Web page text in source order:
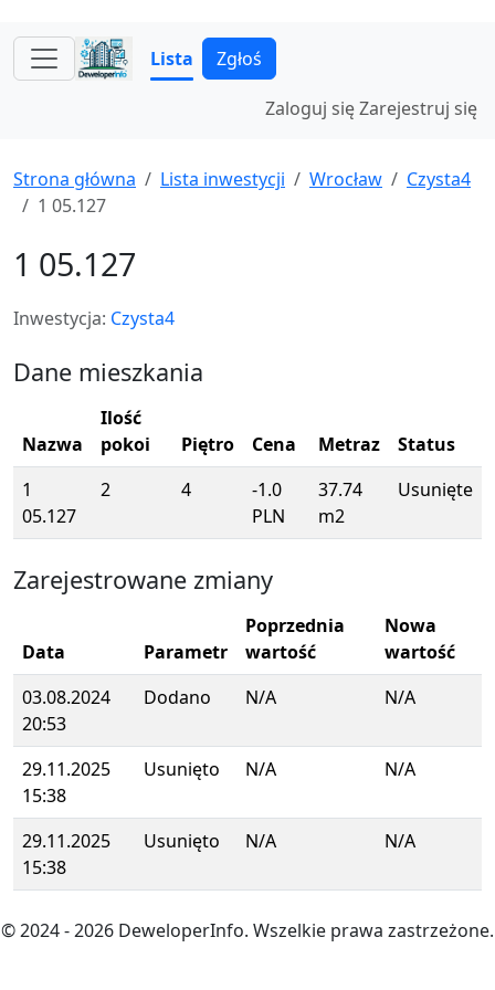
Lista Zgłoś
Zaloguj sięZarejestruj się
Strona główna Lista inwestycji Wrocław
Czysta4
1 05.127
1 05.127
Inwestycja: Czysta4
Dane mieszkania
Nazwa
Ilość
pokoi
Piętro Cena Metraz
Status
1
05.127
2 4
-1.0
PLN
37.74
m2
Usunięte
Zarejestrowane zmiany
Data Parametr
Poprzednia
wartość
Nowa
wartość
03.08.2024
20:53
Dodano N/A N/A
29.11.2025
15:38
Usunięto N/A N/A
29.11.2025
15:38
Usunięto N/A N/A
© 2024- 2026 DeweloperInfo. Wszelkie prawa zastrzeżone.